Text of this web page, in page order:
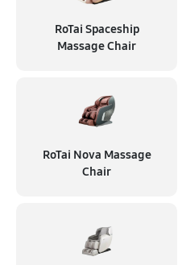
RoTai Spaceship
Massage Chair
RoTai Nova Massage
Chair